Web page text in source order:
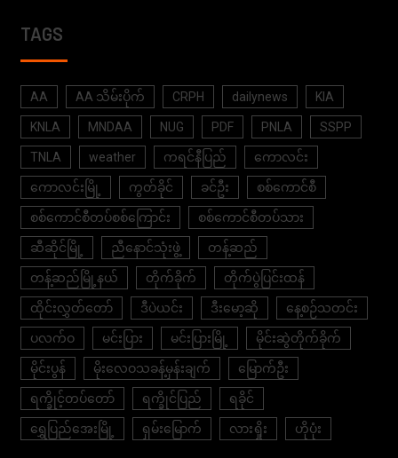
TAGS
AA AA သိမ်းပိုက် CRPH dailynews KIA
KNLA MNDAA NUG PDF PNLA SSPP
TNLA weather ကရင်နီပြည် ကောလင်း
ကောလင်းမြို့ ကွတ်ခိုင် ခင်ဦး စစ်ကောင်စီ
စစ်ကောင်စီတပ်စစ်ကြောင်း စစ်ကောင်စီတပ်သား
ဆီဆိုင်မြို့ ညီနောင်သုံးဖွဲ့ တန့်ဆည်
တန့်ဆည်မြို့နယ် တိုက်ခိုက် တိုက်ပွဲပြင်းထန်
ထိုင်းလွှတ်တော် ဒီပဲယင်း ဒီးမော့ဆို နေ့စဉ်သတင်း
ပလက်ဝ မင်းပြား မင်းပြားမြို့ မိုင်းဆွဲတိုက်ခိုက်
မိုင်းပွန် မိုးလေဝသခန့်မှန်းချက် မြောက်ဦး
ရက္ခိုင့်တပ်တော် ရက္ခိုင်ပြည် ရခိုင်
ရွှေပြည်အေးမြို့ ရှမ်းမြောက် လားရှိုး ဟိုပုံး